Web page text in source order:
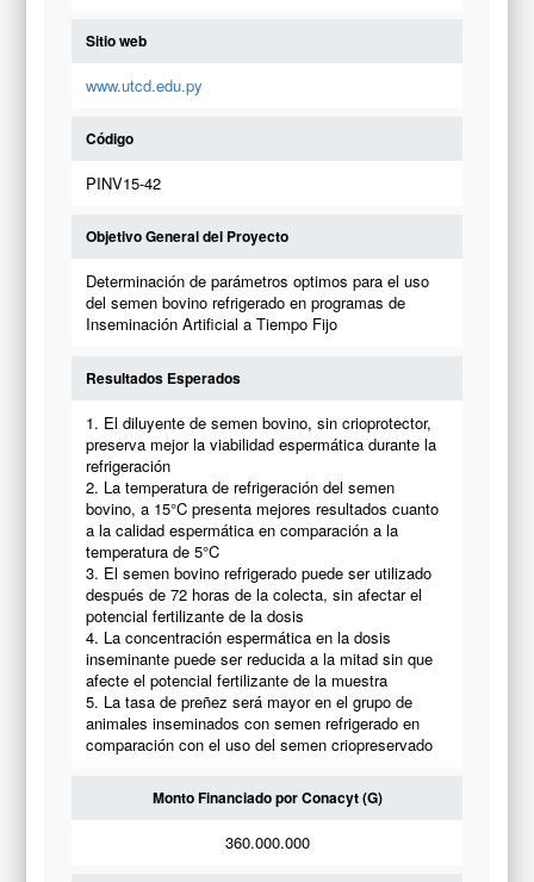
Sitio web
www.utcd.edu.py
Código
PINV15-42
Objetivo General del Proyecto
Determinación de parámetros optimos para el uso
del semen bovino refrigerado en programas de
Inseminación Artificial a Tiempo Fijo
Resultados Esperados
1. El diluyente de semen bovino, sin crioprotector,
preserva mejor la viabilidad espermática durante la
refrigeración
2. La temperatura de refrigeración del semen
bovino, a 15°C presenta mejores resultados cuanto
a la calidad espermática en comparación a la
temperatura de 5°C
3. El semen bovino refrigerado puede ser utilizado
después de 72 horas de la colecta, sin afectar el
potencial fertilizante de la dosis
4. La concentración espermática en la dosis
inseminante puede ser reducida a la mitad sin que
afecte el potencial fertilizante de la muestra
5. La tasa de preñez será mayor en el grupo de
animales inseminados con semen refrigerado en
comparación con el uso del semen criopreservado
Monto Financiado por Conacyt (G)
360.000.000